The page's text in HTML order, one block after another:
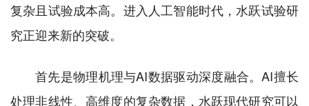
复杂且试验成本高。进入人工智能时代，水跃试验研
究正迎来新的突破。
首先是物理机理与AI数据驱动深度融合。AI擅长
处理非线性、高维度的复杂数据，水跃现代研究可以